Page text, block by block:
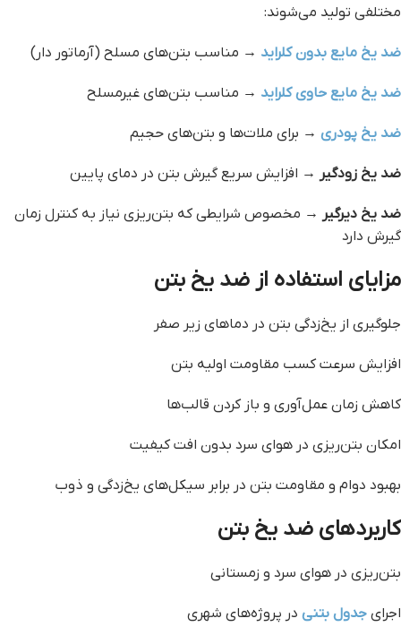
مختلفی تولید می‌شوند:
ضد یخ مایع بدون کلراید → مناسب بتن‌های مسلح (آرماتور دار)
ضد یخ مایع حاوی کلراید → مناسب بتن‌های غیرمسلح
ضد یخ پودری → برای ملات‌ها و بتن‌های حجیم
ضد یخ زودگیر → افزایش سریع گیرش بتن در دمای پایین
ضد یخ دیرگیر → مخصوص شرایطی که بتن‌ریزی نیاز به کنترل زمان
گیرش دارد
مزایای استفاده از ضد یخ بتن
جلوگیری از یخ‌زدگی بتن در دماهای زیر صفر
افزایش سرعت کسب مقاومت اولیه بتن
کاهش زمان عمل‌آوری و باز کردن قالب‌ها
امکان بتن‌ریزی در هوای سرد بدون افت کیفیت
بهبود دوام و مقاومت بتن در برابر سیکل‌های یخ‌زدگی و ذوب
کاربردهای ضد یخ بتن
بتن‌ریزی در هوای سرد و زمستانی
اجرای جدول بتنی در پروژه‌های شهری